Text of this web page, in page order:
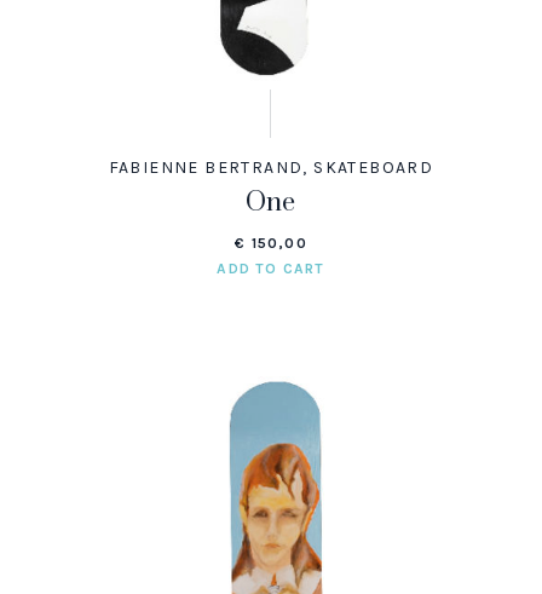
FABIENNE BERTRAND, SKATEBOARD
One
€ 150,00
ADD TO CART